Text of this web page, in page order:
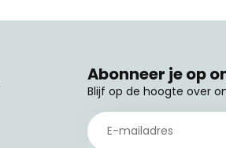
Abonneer je op
Blijf op de hoogte over